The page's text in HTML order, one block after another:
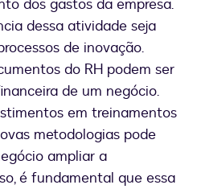
dos gastos da empresa.
dessa atividade seja
de inovação.
do RH podem ser
de um negócio.
em treinamentos
metodologias pode
ampliar a
é fundamental que essa